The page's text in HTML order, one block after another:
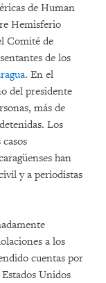
de Human
Hemisferio
Comité de
de los
. En el
del presidente
más de
Los
han
y a periodistas
a los
cuentas por
Unidos